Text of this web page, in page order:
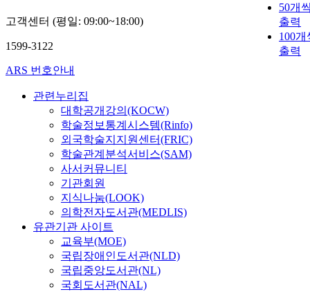
50개
출력
100개
출력
고객센터 (평일: 09:00~18:00)
1599-3122
ARS 번호안내
관련누리집
대학공개강의(KOCW)
학술정보통계시스템(Rinfo)
외국학술지지원센터(FRIC)
학술관계분석서비스(SAM)
사서커뮤니티
기관회원
지식나눔(LOOK)
의학전자도서관(MEDLIS)
유관기관 사이트
교육부(MOE)
국립장애인도서관(NLD)
국립중앙도서관(NL)
국회도서관(NAL)